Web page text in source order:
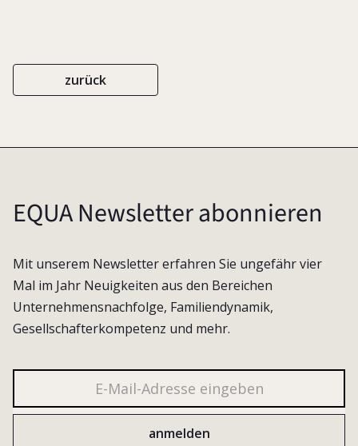
zurück
EQUA Newsletter abonnieren
Mit unserem Newsletter erfahren Sie ungefähr vier
Mal im Jahr Neuigkeiten aus den Bereichen
Unternehmensnachfolge, Familiendynamik,
Gesellschafterkompetenz und mehr.